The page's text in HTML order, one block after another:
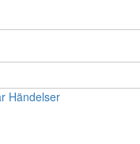
Händelser